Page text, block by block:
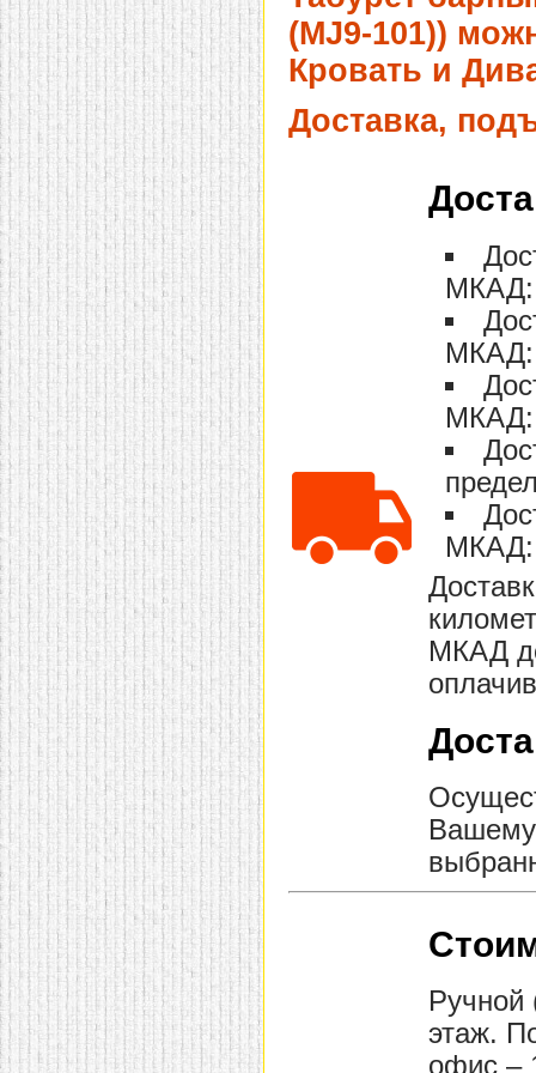
домашнем использовании.
Эта мебель имеет
некоторые преимущества
перед той же стенкой для
гостиной, к примеру,
поскольку она более
легкая и не загромождает
пространство. В спальне
этот предмет можно
поставить у изголовья
кровати, чтобы заполнить
пустующее там
место. Также стеллажи
очень часто используют в
качестве разграничителей
комнаты, например, на
рабочую зону и
пространство для отдыха.
Особенно это актуально
для однокомнатных
квартир.
(MJ9-101))
Кровать и
Доставка,
МКАД:
МКАД:
МКАД:
МКАД:
МКАД
Вашему
Ручной
этаж.
офис –